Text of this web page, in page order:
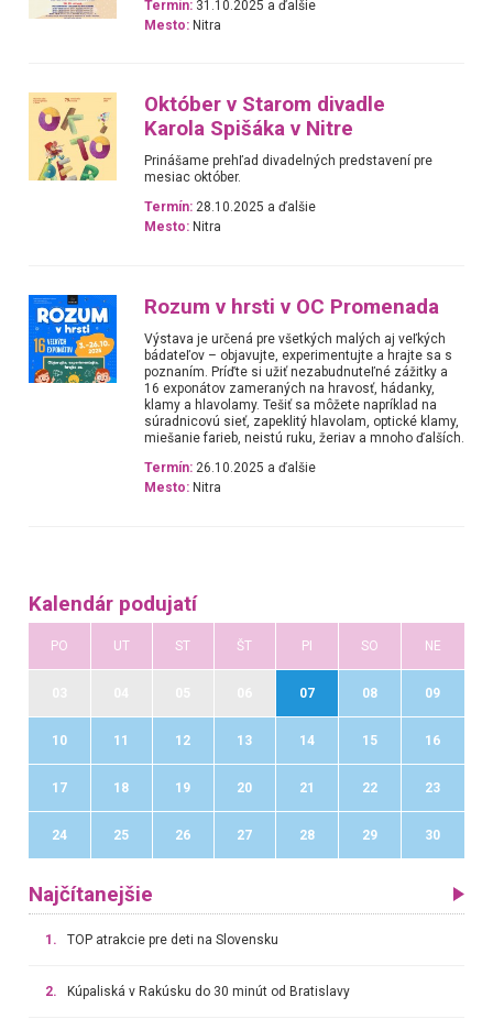
Termín: 31.10.2025 a ďalšie
Mesto: Nitra
Október v Starom divadle
Karola Spišáka v Nitre
Prinášame prehľad divadelných predstavení pre
mesiac október.
Termín: 28.10.2025 a ďalšie
Mesto: Nitra
Rozum v hrsti v OC Promenada
Výstava je určená pre všetkých malých aj veľkých
bádateľov – objavujte, experimentujte a hrajte sa s
poznaním. Príďte si užiť nezabudnuteľné zážitky a
16 exponátov zameraných na hravosť, hádanky,
klamy a hlavolamy. Tešiť sa môžete napríklad na
súradnicovú sieť, zapeklitý hlavolam, optické klamy,
miešanie farieb, neistú ruku, žeriav a mnoho ďalších.
Termín: 26.10.2025 a ďalšie
Mesto: Nitra
Kalendár podujatí
PO UT ST ŠT PI SO NE
07 08 09
10 11 12 13 14 15 16
17 18 19 20 21 22 23
24 25 26 27 28 29 30
Najčítanejšie
1. TOP atrakcie pre deti na Slovensku
2. Kúpaliská v Rakúsku do 30 minút od Bratislavy